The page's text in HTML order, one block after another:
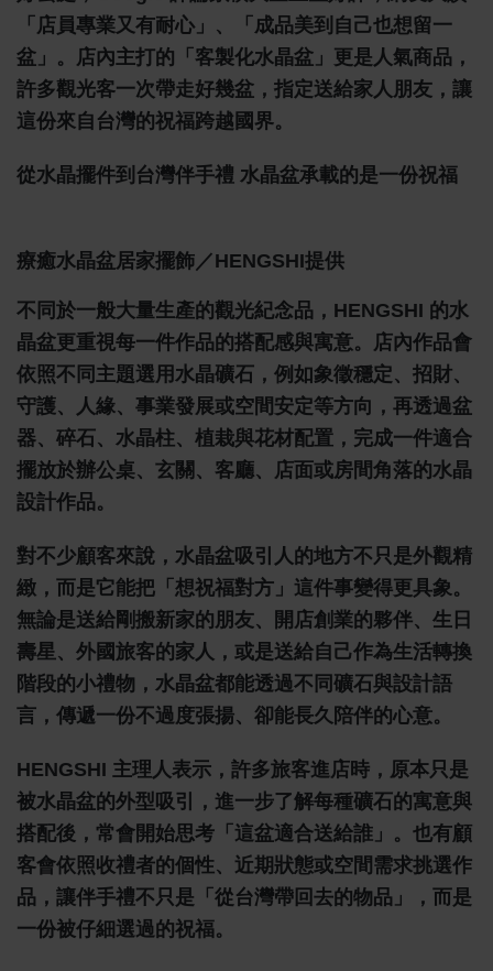
「店員專業又有耐心」、「成品美到自己也想留一
盆」。店內主打的「客製化水晶盆」更是人氣商品，
許多觀光客一次帶走好幾盆，指定送給家人朋友，讓
這份來自台灣的祝福跨越國界。
從水晶擺件到台灣伴手禮 水晶盆承載的是一份祝福
療癒水晶盆居家擺飾／HENGSHI提供
不同於一般大量生產的觀光紀念品，HENGSHI 的水
晶盆更重視每一件作品的搭配感與寓意。店內作品會
依照不同主題選用水晶礦石，例如象徵穩定、招財、
守護、人緣、事業發展或空間安定等方向，再透過盆
器、碎石、水晶柱、植栽與花材配置，完成一件適合
擺放於辦公桌、玄關、客廳、店面或房間角落的水晶
設計作品。
對不少顧客來說，水晶盆吸引人的地方不只是外觀精
緻，而是它能把「想祝福對方」這件事變得更具象。
無論是送給剛搬新家的朋友、開店創業的夥伴、生日
壽星、外國旅客的家人，或是送給自己作為生活轉換
階段的小禮物，水晶盆都能透過不同礦石與設計語
言，傳遞一份不過度張揚、卻能長久陪伴的心意。
HENGSHI 主理人表示，許多旅客進店時，原本只是
被水晶盆的外型吸引，進一步了解每種礦石的寓意與
搭配後，常會開始思考「這盆適合送給誰」。也有顧
客會依照收禮者的個性、近期狀態或空間需求挑選作
品，讓伴手禮不只是「從台灣帶回去的物品」，而是
一份被仔細選過的祝福。